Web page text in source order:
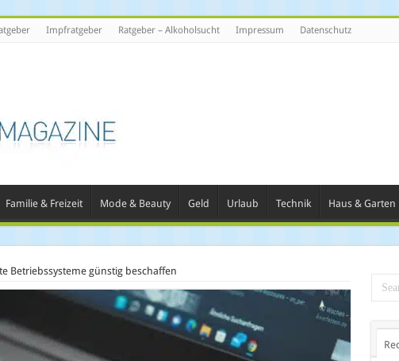
Impfratgeber Ratgeber – Alkoholsucht Impressum Datenschutz
Familie & Freizeit Mode & Beauty Geld Urlaub Technik Haus & Garten
Betriebssysteme günstig beschaffen